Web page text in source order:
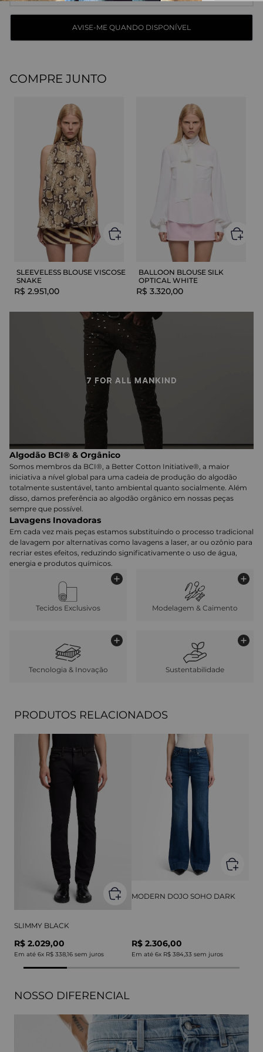
COMPRE JUNTO
SLEEVELESS BLOUSE VISCOSE
SNAKE
R$ 2.951,00
BALLOON BLOUSE SILK
OPTICAL WHITE
R$ 3.320,00
Algodão BCI® & Orgânico
Somos membros da BCI®, a Better Cotton Initiative®, a maior
iniciativa a nível global para uma cadeia de produção do algodão
totalmente sustentável, tanto ambiental quanto socialmente. Além
disso, damos preferência ao algodão orgânico em nossas peças
sempre que possível.
Lavagens Inovadoras
Em cada vez mais peças estamos substituindo o processo tradicional
de lavagem por alternativas como lavagens a laser, ar ou ozônio para
recriar estes efeitos, reduzindo significativamente o uso de água,
energia e produtos químicos.
Tecidos Exclusivos Modelagem & Caimento
Tecnologia & Inovação Sustentabilidade
PRODUTOS RELACIONADOS
SLIMMY BLACK
R$ 2.029,00
Em até 6x R$ 338,16 sem juros
MODERN DOJO SOHO DARK
R$ 2.306,00
Em até 6x R$ 384,33 sem juros
NOSSO DIFERENCIAL